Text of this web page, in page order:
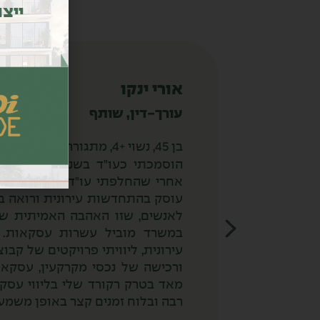
אורי ינקו
עורך-דין, שותף
בן 45, נשוי +4, מתגורר ברמת גן
עוסק בהתחדשות עירונית
לאנשים, שזו האהבה האמיתית
במשרד מוביל עשרות עסקאות.
עירונית, ליוויתי פרויקטים של
ורכישה של נכסי מקרקעין,
מאד בטרק רקורד שלי בליווי
רבה ובלוח זמנים קצר באופן